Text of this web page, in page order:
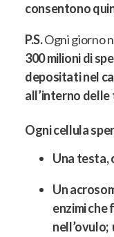
consentono
P.S.Ogni giorno
300 milioni di
depositati nel
all’interno
Ogni cellula
Una testa,
Un
enzimi
nell’ovulo;